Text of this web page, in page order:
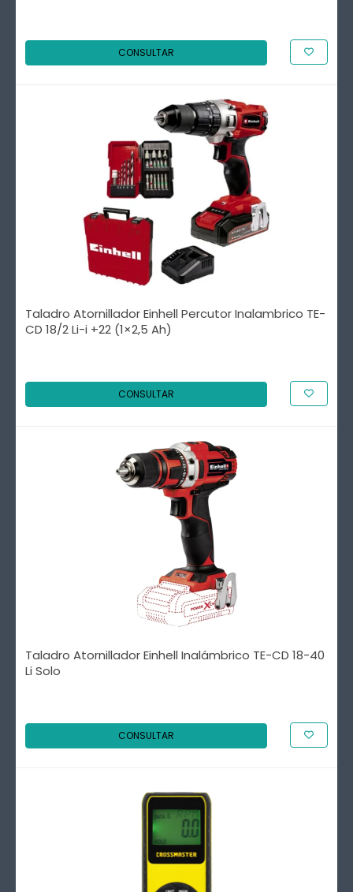
CONSULTAR
Taladro Atornillador Einhell Percutor Inalambrico TE-
CD 18/2 Li-i +22 (1×2,5 Ah)
CONSULTAR
Taladro Atornillador Einhell Inalámbrico TE-CD 18-40
Li Solo
CONSULTAR